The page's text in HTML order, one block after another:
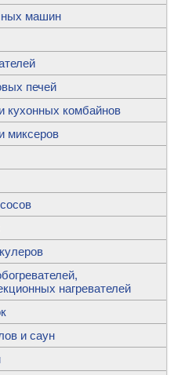
машин
печей
кухонных комбайнов
миксеров
нагревателей
и саун